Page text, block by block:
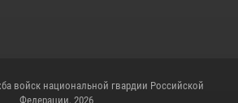
войск национальной гвардии Российской
Федерации, 2026